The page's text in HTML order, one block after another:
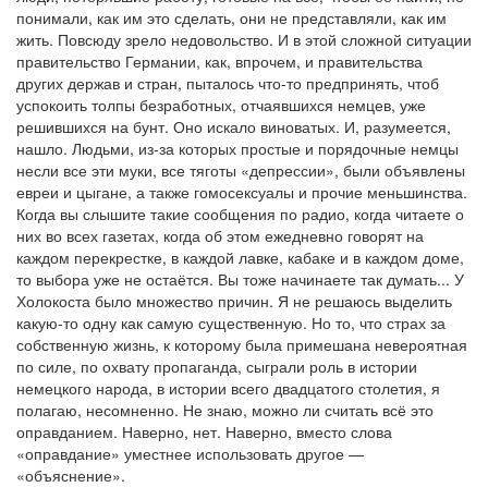
понимали, как им это сделать, они не представляли, как им
жить. Повсюду зрело недовольство. И в этой сложной ситуации
правительство Германии, как, впрочем, и правительства
других держав и стран, пыталось что-то предпринять, чтоб
успокоить толпы безработных, отчаявшихся немцев, уже
решившихся на бунт. Оно искало виноватых. И, разумеется,
нашло. Людьми, из-за которых простые и порядочные немцы
несли все эти муки, все тяготы «депрессии», были объявлены
евреи и цыгане, а также гомосексуалы и прочие меньшинства.
Когда вы слышите такие сообщения по радио, когда читаете о
них во всех газетах, когда об этом ежедневно говорят на
каждом перекрестке, в каждой лавке, кабаке и в каждом доме,
то выбора уже не остаётся. Вы тоже начинаете так думать... У
Холокоста было множество причин. Я не решаюсь выделить
какую-то одну как самую существенную. Но то, что страх за
собственную жизнь, к которому была примешана невероятная
по силе, по охвату пропаганда, сыграли роль в истории
немецкого народа, в истории всего двадцатого столетия, я
полагаю, несомненно. Не знаю, можно ли считать всё это
оправданием. Наверно, нет. Наверно, вместо слова
«оправдание» уместнее использовать другое —
«объяснение».